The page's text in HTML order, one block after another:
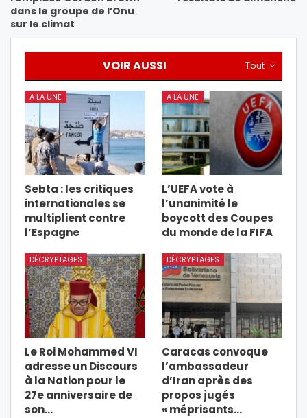
dans le groupe de l’Onu
sur le climat
Tout
VOIR AUSSI
A LA UNE
Sebta : les critiques
internationales se
multiplient contre
l’Espagne
A LA UNE
L’UEFA vote à
l’unanimité le
boycott des Coupes
du monde de la FIFA
DÉCRYPTAGES
Le Roi Mohammed VI
adresse un Discours
à la Nation pour le
27e anniversaire de
son…
DÉCRYPTAGES
Caracas convoque
l’ambassadeur
d’Iran après des
propos jugés
« méprisants…